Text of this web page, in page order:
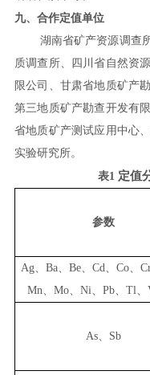
九、合作定值单位
湖南省矿产资源调查
质调查所、四川省自然资
限公司、甘肃省地质矿产
第三地质矿产勘查开发有
省地质矿产测试应用中心
实验研究所。
表1 定值
参数
Ag、 Ba、 Be、 Cd、 Co、
Mn、Mo、Ni、Pb、Tl、
As、 Sb